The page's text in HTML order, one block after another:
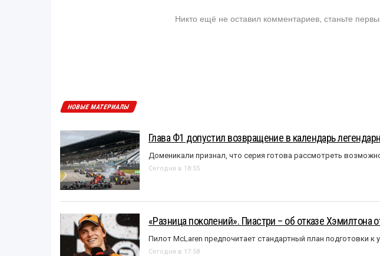
Никто ещё не оставил комментариев, станьте
НОВЫЕ МАТЕРИАЛЫ
Глава Ф1 допустил возвращение в календарь
Доменикали признал, что серия готова рассмотреть
Сегодня в 18:55
«Разница поколений». Пиастри – об отказе Хэмилтона
Пилот McLaren предпочитает стандартный план подготовки к
Сегодня в 17:58